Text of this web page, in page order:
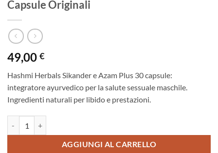
Capsule Originali
49,00 €
Hashmi Herbals Sikander e Azam Plus 30 capsule:
integratore ayurvedico per la salute sessuale maschile.
Ingredienti naturali per libido e prestazioni.
AGGIUNGI AL CARRELLO